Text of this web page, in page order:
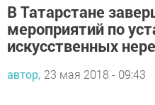
В Татарстане
мероприятий по
искусственных
автор, 23 мая 2018 - 09:43